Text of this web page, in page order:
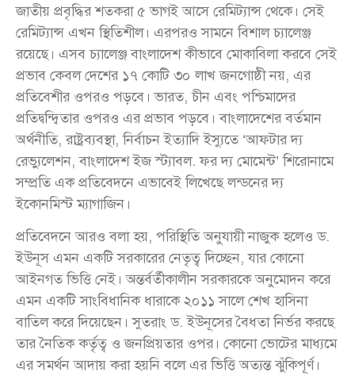
জাতীয় প্রবৃদ্ধির শতকরা ৫ ভাগই আসে রেমিট্যান্স থেকে। সেই
রেমিট্যান্স এখন স্থিতিশীল। এরপরও সামনে বিশাল চ্যালেঞ্জ
রয়েছে। এসব চ্যালেঞ্জ বাংলাদেশ কীভাবে মোকাবিলা করবে সেই
প্রভাব কেবল দেশের ১৭ কোটি ৩০ লাখ জনগোষ্ঠী নয়, এর
প্রতিবেশীর ওপরও পড়বে। ভারত, চীন এবং পশ্চিমাদের
প্রতিদ্বন্দ্বিতার ওপরও এর প্রভাব পড়বে। বাংলাদেশের বর্তমান
অর্থনীতি, রাষ্ট্রব্যবস্থা, নির্বাচন ইত্যাদি ইস্যুতে ‘আফটার দ্য
রেভ্যুলেশন, বাংলাদেশ ইজ স্ট্যাবল. ফর দ্য মোমেন্ট’ শিরোনামে
সম্প্রতি এক প্রতিবেদনে এভাবেই লিখেছে লন্ডনের দ্য
ইকোনমিস্ট ম্যাগাজিন।
প্রতিবেদনে আরও বলা হয়, পরিস্থিতি অনুযায়ী নাজুক হলেও ড.
ইউনূস এমন একটি সরকারের নেতৃত্ব দিচ্ছেন, যার কোনো
আইনগত ভিত্তি নেই। অন্তর্বর্তীকালীন সরকারকে অনুমোদন করে
এমন একটি সাংবিধানিক ধারাকে ২০১১ সালে শেখ হাসিনা
বাতিল করে দিয়েছেন। সুতরাং ড. ইউনূসের বৈধতা নির্ভর করছে
তার নৈতিক কর্তৃত্ব ও জনপ্রিয়তার ওপর। কোনো ভোটের মাধ্যমে
এর সমর্থন আদায় করা হয়নি বলে এর ভিত্তি অত্যন্ত ঝুঁকিপূর্ণ।